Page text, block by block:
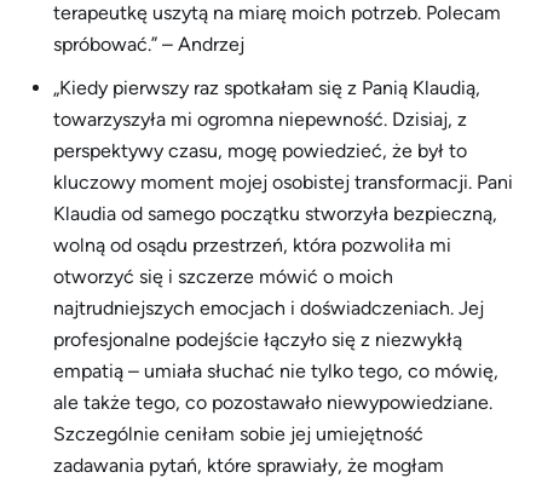
terapeutkę uszytą na miarę moich potrzeb. Polecam
spróbować.” – Andrzej
„Kiedy pierwszy raz spotkałam się z Panią Klaudią,
towarzyszyła mi ogromna niepewność. Dzisiaj, z
perspektywy czasu, mogę powiedzieć, że był to
kluczowy moment mojej osobistej transformacji. Pani
Klaudia od samego początku stworzyła bezpieczną,
wolną od osądu przestrzeń, która pozwoliła mi
otworzyć się i szczerze mówić o moich
najtrudniejszych emocjach i doświadczeniach. Jej
profesjonalne podejście łączyło się z niezwykłą
empatią – umiała słuchać nie tylko tego, co mówię,
ale także tego, co pozostawało niewypowiedziane.
Szczególnie ceniłam sobie jej umiejętność
zadawania pytań, które sprawiały, że mogłam